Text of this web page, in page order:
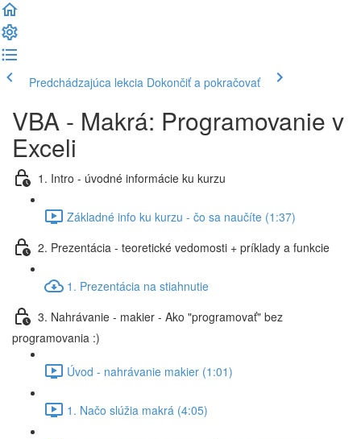
Predchádzajúca lekcia Dokončiť a pokračovať
VBA - Makrá: Programovanie v
Exceli
1. Intro - úvodné informácie ku kurzu
Základné info ku kurzu - čo sa naučíte (1:37)
2. Prezentácia - teoretické vedomosti + príklady a funkcie
1. Prezentácia na stiahnutie
3. Nahrávanie - makier - Ako "programovať" bez
programovania :)
Úvod - nahrávanie makier (1:01)
1. Načo slúžia makrá (4:05)